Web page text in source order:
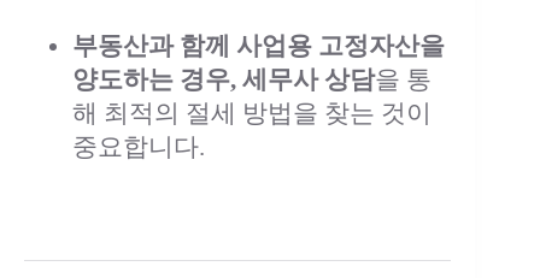
부동산과 함께 사업용 고정자산을
양도하는 경우, 세무사 상담을 통
해 최적의 절세 방법을 찾는 것이
중요합니다.